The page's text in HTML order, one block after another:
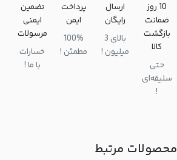
10 روز
ضمانت
بازگشت
کالا
حتی
سلیقه‌ای
!
ارسال
رایگان
بالای 3
میلیون !
پرداخت
ایمن
100%
مطمئن !
تضمین
ایمنی
مرسولات
خسارات
با ما !
محصولات مرتبط